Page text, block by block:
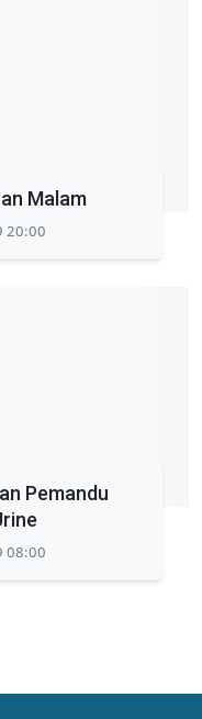
Malam
20:00
Pemandu
08:00